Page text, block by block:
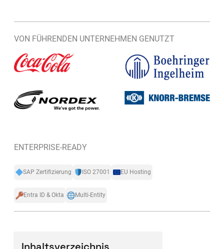
VON FÜHRENDEN UNTERNEHMEN GENUTZT
ENTERPRISE-READY
SAP Zertifizierung ISO 27001 EU Hosting
Entra ID & Okta Multi-Entity
Inhaltsverzeichnis